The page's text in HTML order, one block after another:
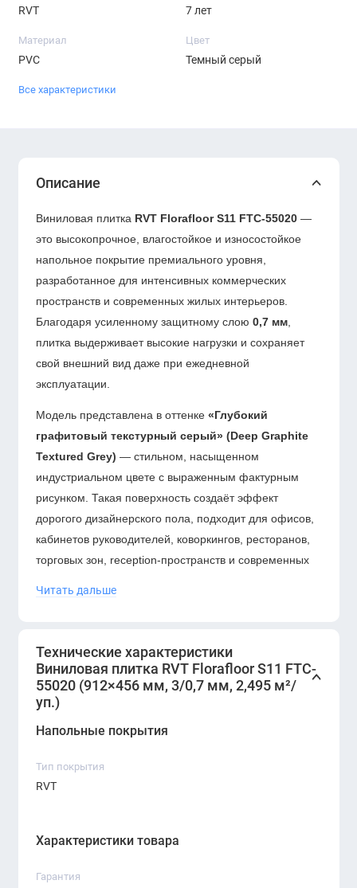
RVT 7 лет
Материал
PVC
Цвет
Темный серый
Все характеристики
Описание
Виниловая плитка RVT Florafloor S11 FTC-55020 —
это высокопрочное, влагостойкое и износостойкое
напольное покрытие премиального уровня,
разработанное для интенсивных коммерческих
пространств и современных жилых интерьеров.
Благодаря усиленному защитному слою 0,7 мм
плитка выдерживает высокие нагрузки и сохраняет
свой внешний вид даже при ежедневной
эксплуатации.
Модель представлена в оттенке «Глубокий
графитовый текстурный серый» (Deep Graphite
Textured Grey) — стильном, насыщенном
индустриальном цвете с выраженным фактурным
рисунком. Такая поверхность создаёт эффект
дорогого дизайнерского пола, подходит для офисов,
кабинетов руководителей, коворкингов, ресторанов,
торговых зон, reception-пространств и современных
делает покрытие максимально цельным.
Читать дальше
Технические характеристики
Виниловая плитка RVT Florafloor S11 FTC-
55020 (912×456 мм, 3/0,7 мм, 2,495 м²/
уп.)
Напольные покрытия
Тип покрытия
RVT
Характеристики товара
Гарантия